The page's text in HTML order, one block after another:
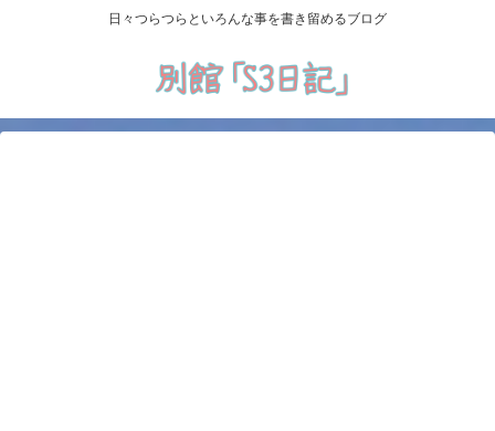
日々つらつらといろんな事を書き留めるブログ